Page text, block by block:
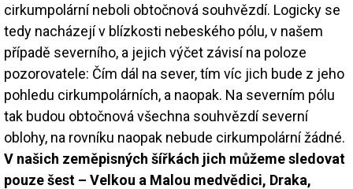
cirkumpolární neboli obtočnová souhvězdí. Logicky se
tedy nacházejí v blízkosti nebeského pólu, v našem
případě severního, a jejich výčet závisí na poloze
pozorovatele: Čím dál na sever, tím víc jich bude z jeho
pohledu cirkumpolárních, a naopak. Na severním pólu
tak budou obtočnová všechna souhvězdí severní
oblohy, na rovníku naopak nebude cirkumpolární žádné.
V našich zeměpisných šířkách jich můžeme sledovat
pouze šest – Velkou a Malou medvědici, Draka,